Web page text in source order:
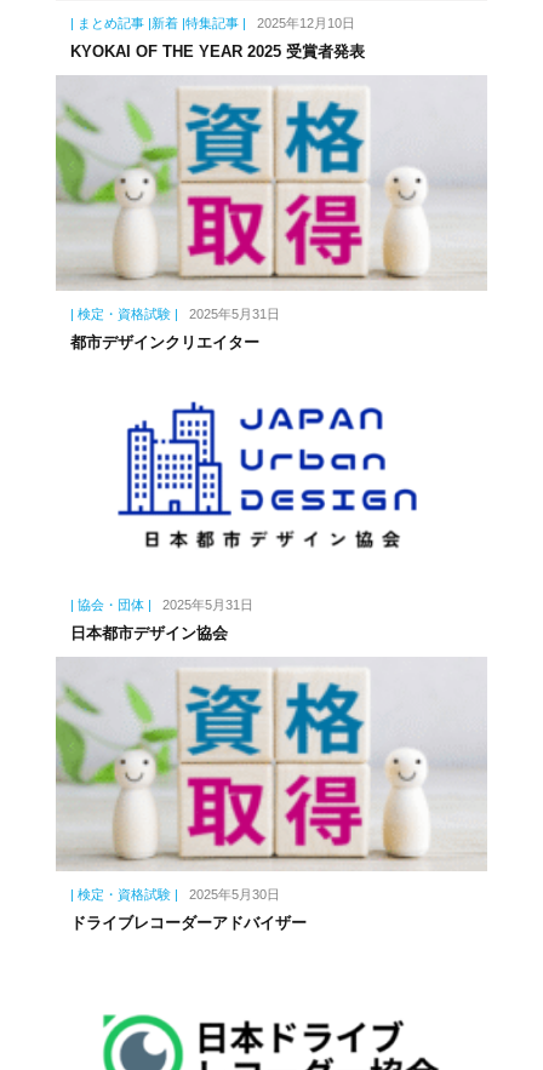
| まとめ記事 |新着 |特集記事 | 2025年12月10日
KYOKAI OF THE YEAR 2025 受賞者発表
| 検定・資格試験 | 2025年5月31日
都市デザインクリエイター
| 協会・団体 | 2025年5月31日
日本都市デザイン協会
| 検定・資格試験 | 2025年5月30日
ドライブレコーダーアドバイザー